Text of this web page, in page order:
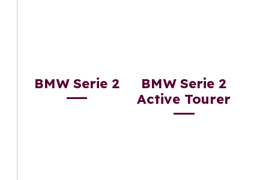
BMW Serie 2
BMW Serie 2
Active Tourer